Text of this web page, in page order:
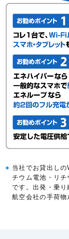
当社でお貸出し
チウム電池・リ
です。出発・乗り
航空会社の手荷物